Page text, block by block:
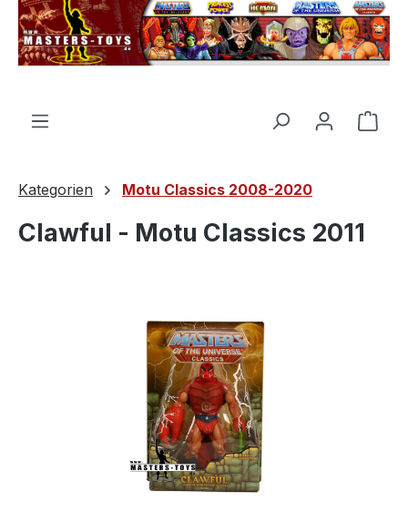
springen
Kategorien Motu Classics 2008-2020
Clawful - Motu Classics 2011